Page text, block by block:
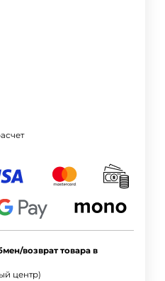
возврат товара в
центр)